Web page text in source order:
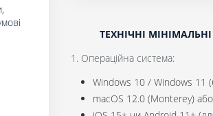
ТЕХНІЧНІ
1. Операційна система:
Windows 10 / Windows 11
macOS 12.0 (Monterey)